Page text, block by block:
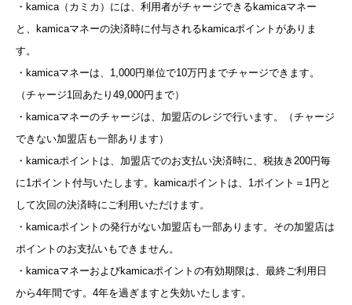
・kamica（カミカ）には、利用者がチャージできるkamicaマネー
と、kamicaマネーの決済時に付与されるkamicaポイントがありま
す。
・kamicaマネーは、1,000円単位で10万円までチャージできます。
（チャージ1回あたり49,000円まで）
・kamicaマネーのチャージは、加盟店のレジで行います。（チャージ
できない加盟店も一部あります）
・kamicaポイントは、加盟店でのお支払い決済時に、税抜き200円毎
に1ポイント付与いたします。kamicaポイントは、1ポイント＝1円と
して次回の決済時にご利用いただけます。
・kamicaポイントの発行がない加盟店も一部あります。その加盟店は
ポイントのお支払いもできません。
・kamicaマネーおよびkamicaポイントの有効期限は、最終ご利用日
から4年間です。4年を過ぎますと失効いたします。